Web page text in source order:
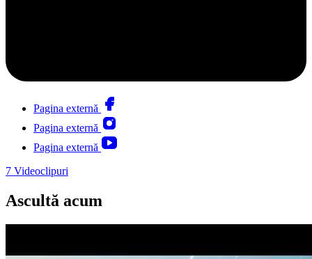
Pagina externă
Pagina externă
Pagina externă
7 Videoclipuri
Ascultă acum